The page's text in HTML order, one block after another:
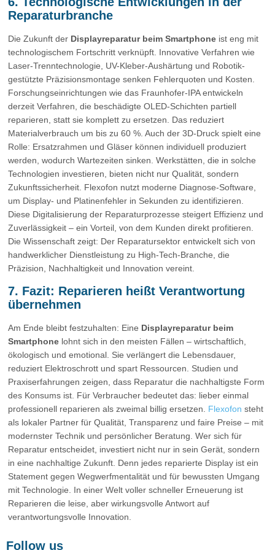
Reparaturbranche
Die Zukunft der Displayreparatur beim Smartphone ist eng mit
technologischem Fortschritt verknüpft. Innovative Verfahren wie
Laser-Trenntechnologie, UV-Kleber-Aushärtung und Robotik-
gestützte Präzisionsmontage senken Fehlerquoten und Kosten.
Forschungseinrichtungen wie das Fraunhofer-IPA entwickeln
derzeit Verfahren, die beschädigte OLED-Schichten partiell
reparieren, statt sie komplett zu ersetzen. Das reduziert
Materialverbrauch um bis zu 60 %. Auch der 3D-Druck spielt eine
Rolle: Ersatzrahmen und Gläser können individuell produziert
werden, wodurch Wartezeiten sinken. Werkstätten, die in solche
Technologien investieren, bieten nicht nur Qualität, sondern
Zukunftssicherheit. Flexofon nutzt moderne Diagnose-Software,
um Display- und Platinenfehler in Sekunden zu identifizieren.
Diese Digitalisierung der Reparaturprozesse steigert Effizienz und
Zuverlässigkeit – ein Vorteil, von dem Kunden direkt profitieren.
Die Wissenschaft zeigt: Der Reparatursektor entwickelt sich von
handwerklicher Dienstleistung zu High-Tech-Branche, die
Präzision, Nachhaltigkeit und Innovation vereint.
7. Fazit: Reparieren heißt Verantwortung
übernehmen
Am Ende bleibt festzuhalten: Eine Displayreparatur beim
Smartphone lohnt sich in den meisten Fällen – wirtschaftlich,
ökologisch und emotional. Sie verlängert die Lebensdauer,
reduziert Elektroschrott und spart Ressourcen. Studien und
Praxiserfahrungen zeigen, dass Reparatur die nachhaltigste Form
des Konsums ist. Für Verbraucher bedeutet das: lieber einmal
professionell reparieren als zweimal billig ersetzen. Flexofon steht
als lokaler Partner für Qualität, Transparenz und faire Preise – mit
modernster Technik und persönlicher Beratung. Wer sich für
Reparatur entscheidet, investiert nicht nur in sein Gerät, sondern
in eine nachhaltige Zukunft. Denn jedes reparierte Display ist ein
Statement gegen Wegwerfmentalität und für bewussten Umgang
mit Technologie. In einer Welt voller schneller Erneuerung ist
Reparieren die leise, aber wirkungsvolle Antwort auf
verantwortungsvolle Innovation.
Follow us